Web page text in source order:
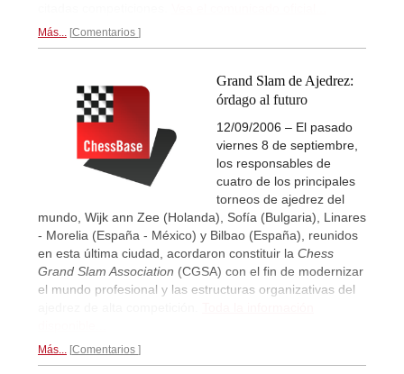
Más... Comentarios
Grand Slam de Ajedrez:
órdago al futuro
12/09/2006 – El pasado
viernes 8 de septiembre,
los responsables de
cuatro de los principales
torneos de ajedrez del
mundo, Wijk ann Zee (Holanda), Sofía (Bulgaria), Linares
- Morelia (España - México) y Bilbao (España), reunidos
en esta última ciudad, acordaron constituir la Chess
Grand Slam Association (CGSA) con el fin de modernizar
el mundo profesional y las estructuras organizativas del
Más... Comentarios